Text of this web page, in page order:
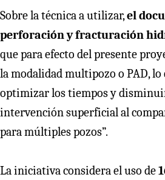
Sobre la técnica a utilizar,el
perforación y fracturación
que para efecto del presente
la modalidad multipozo o PAD,
optimizar los tiempos y
intervención superficial al
para múltiples pozos”.
La iniciativa considera el uso de